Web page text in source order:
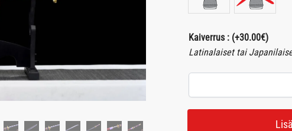
Kaiverrus : (+30.00€)
Latinalaiset tai